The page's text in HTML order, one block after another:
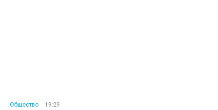
Общество
19:29